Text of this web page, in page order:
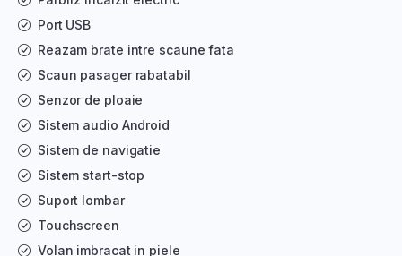
Port USB
Reazam brate intre scaune fata
Scaun pasager rabatabil
Senzor de ploaie
Sistem audio Android
Sistem de navigatie
Sistem start-stop
Suport lombar
Touchscreen
Volan imbracat in piele